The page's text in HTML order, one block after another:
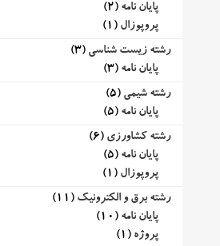
پایان نامه (2)
پروپوزال (1)
رشته زیست شناسی (3)
پایان نامه (3)
رشته شیمی (5)
پایان نامه (5)
رشته کشاورزی (6)
پایان نامه (5)
پروپوزال (1)
رشته برق و الکترونیک (11)
پایان نامه (10)
پروژه (1)